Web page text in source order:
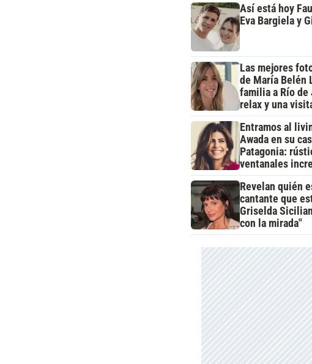
Así está hoy
Eva Bargiela y
Las mejores
de María Belén
familia a Río de
relax y una
Entramos al
Awada en su
Patagonia:
ventanales
Revelan quién
cantante que
Griselda
con la mirada"